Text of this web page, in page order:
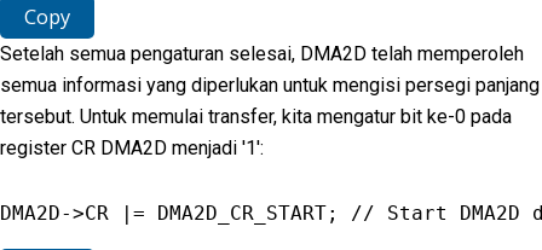
Copy
Setelah semua pengaturan selesai, DMA2D telah memperoleh
semua informasi yang diperlukan untuk mengisi persegi panjang
tersebut. Untuk memulai transfer, kita mengatur bit ke-0 pada
register CR DMA2D menjadi '1':
DMA2D->CR |= DMA2D_CR_START; // Start DMA2D